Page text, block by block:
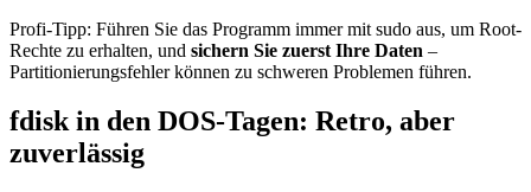
Profi-Tipp: Führen Sie das Programm immer mit sudo aus, um Root-
Rechte zu erhalten, und sichern Sie zuerst Ihre Daten –
Partitionierungsfehler können zu schweren Problemen führen.
fdisk in den DOS-Tagen: Retro, aber
zuverlässig